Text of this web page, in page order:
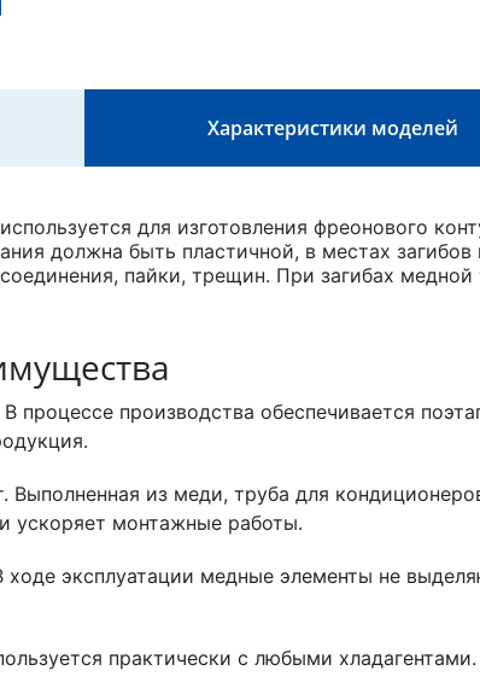
Характеристики моделей
для изготовления фреонового
должна быть пластичной, в местах
пайки, трещин. При загибах
процессе производства обеспечивается
Выполненная из меди, труба для
ускоряет монтажные работы.
ходе эксплуатации медные элементы не
практически с любыми хладагентами.